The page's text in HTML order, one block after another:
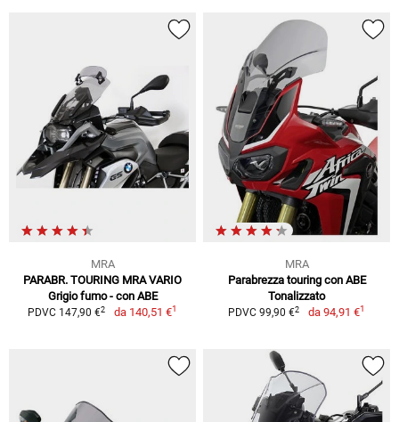
MRA
PARABR. TOURING MRA VARIO
Grigio fumo - con ABE
PDVC 147,90 €2 da 140,51 €1
MRA
Parabrezza touring con ABE
Tonalizzato
PDVC 99,90 €2 da 94,91 €1